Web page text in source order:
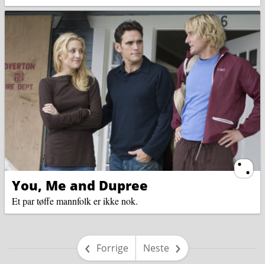
You, Me and Dupree
Et par tøffe mannfolk er ikke nok.
ForrigesideNesteside